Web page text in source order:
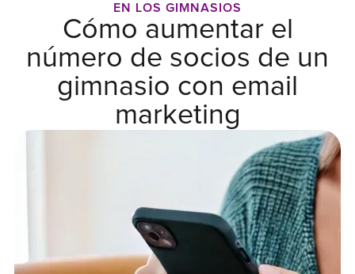
EN LOS GIMNASIOS
Cómo aumentar el
número de socios de un
gimnasio con email
marketing